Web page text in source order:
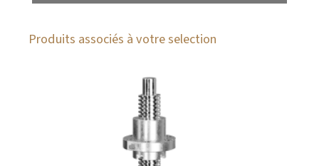
Produits associés à votre selection